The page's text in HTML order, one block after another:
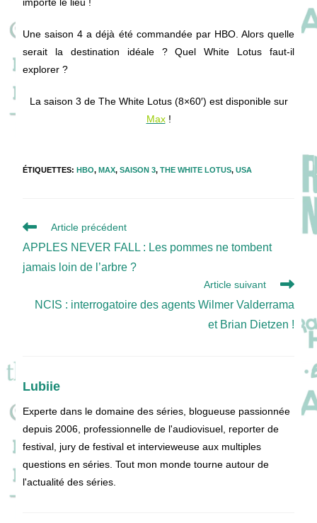
importe le lieu !
Une saison 4 a déjà été commandée par HBO. Alors quelle
serait la destination idéale ? Quel White Lotus faut-il
explorer ?
La saison 3 de The White Lotus (8×60′) est disponible sur
Max!
ÉTIQUETTES: HBO, MAX, SAISON 3, THE WHITE LOTUS, USA
Read
articles
Article précédent
APPLES NEVER FALL : Les pommes ne tombent
jamais loin de l’arbre ?
Article suivant
NCIS : interrogatoire des agents Wilmer Valderrama
et Brian Dietzen !
Lubiie
Experte dans le domaine des séries, blogueuse passionnée
depuis 2006, professionnelle de l'audiovisuel, reporter de
festival, jury de festival et intervieweuse aux multiples
questions en séries. Tout mon monde tourne autour de
l'actualité des séries.